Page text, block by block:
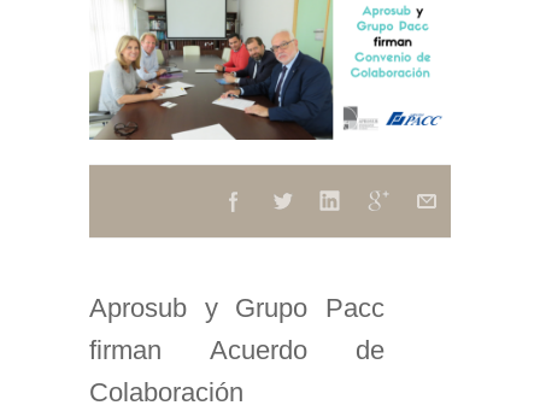
Aprosub y Grupo Pacc
firman Acuerdo de
Colaboración